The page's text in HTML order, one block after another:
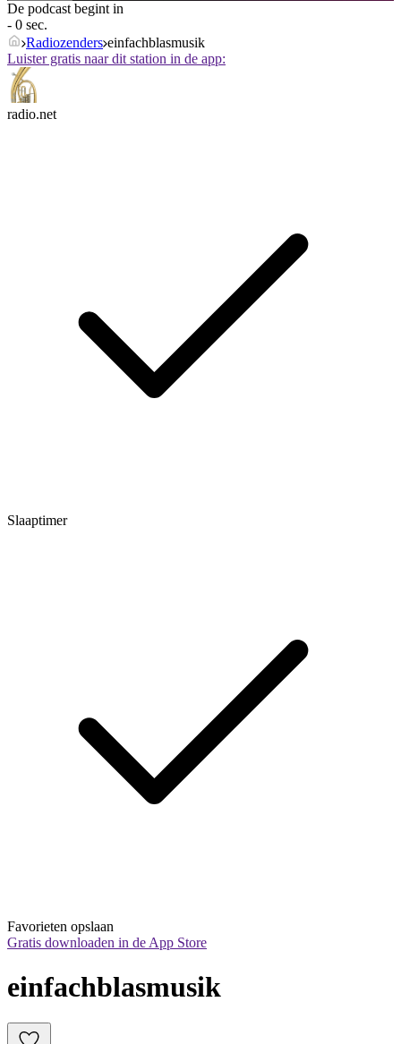
De podcast begint in
- 0 sec.
Radiozenders einfachblasmusik
Luister gratis naar dit station in de app:
radio.net
Slaaptimer
Favorieten opslaan
Gratis downloaden in de App Store
einfachblasmusik